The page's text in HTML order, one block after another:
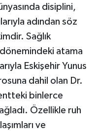
disiplini,
adından söz
Sağlık
dönemindeki atama
Eskişehir Yunus
dahil olan Dr.
binlerce
Özellikle ruh
ve